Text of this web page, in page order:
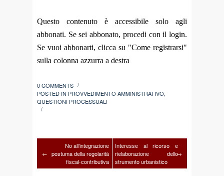
Questo contenuto è accessibile solo agli
abbonati. Se sei abbonato, procedi con il login.
Se vuoi abbonarti, clicca su "Come registrarsi"
sulla colonna azzurra a destra
0 COMMENTS /
POSTED IN PROVVEDIMENTO AMMINISTRATIVO,
QUESTIONI PROCESSUALI
/
←
No all’integrazione
postuma della regolarità
fiscal-contributiva
Interesse al ricorso e
rielaborazione dello
strumento urbanistico
→